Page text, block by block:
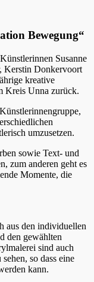
Bewegung“
Susanne
Kerstin Donkervoort
kreative
Kreis Unna zurück.
umzusetzen.
sowie Text- und
zum anderen geht es
Momente, die
aus den individuellen
den gewählten
sind auch
so dass eine
kann.